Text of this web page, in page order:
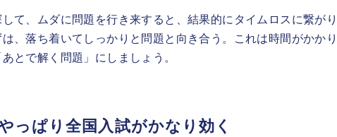
て、ムダに問題を行き来すると、結果的にタイムロスに繋が
、落ち着いてしっかりと問題と向き合う。これは時間がかか
とで解く問題」にしましょう。
っぱり全国入試がかなり効く